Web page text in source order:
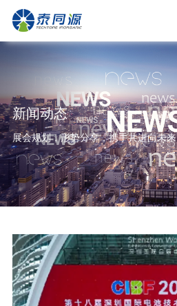
新闻动态
展会规划，形势分享，携手共进向未来